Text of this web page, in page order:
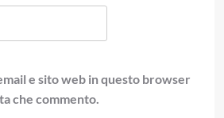
e sito web in questo browser
che commento.